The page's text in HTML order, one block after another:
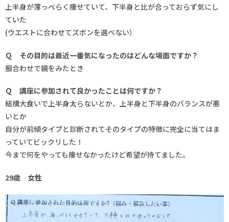
上半身が薄っぺらく痩せていて、下半身と比が合っておらず気にし
ていた
(ウエストに合わせてズボンを選べない）
Ｑ その目的は最近一番気になったのはどんな場面ですか？
服合わせで鏡をみたとき
Ｑ 講座に参加されて良かったことは何ですか？
結構大食いで上半身太らないとか、上半身と下半身のバランスが悪
いとか
自分が前傾タイプと診断されてそのタイプの特徴に完全に当てはま
っていてビックリした！
今まで何をやっても痩せなかったけど希望が持てました。
29歳 女性